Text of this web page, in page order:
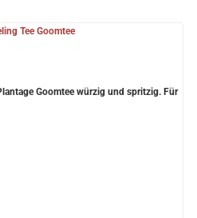
Goomtee würzig und spritzig. Für